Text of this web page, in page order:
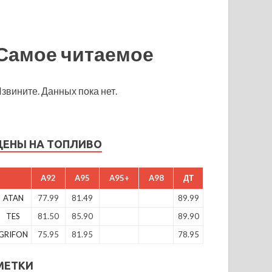
читаемое
Данных пока нет.
НА ТОПЛИВО
A92 A95 A95+ A98 ДТ
ATAN 77.99 81.49
89.99
TES
81.50 85.90
89.90
75.95 81.95 78.95